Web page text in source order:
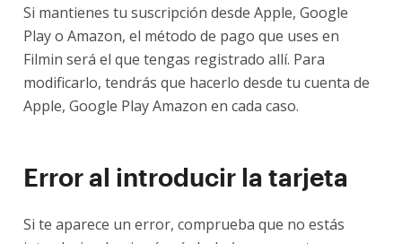
Si mantienes tu suscripción desde Apple, Google
Play o Amazon, el método de pago que uses en
Filmin será el que tengas registrado allí. Para
modificarlo, tendrás que hacerlo desde tu cuenta de
Apple, Google Play Amazon en cada caso.
Error al introducir la tarjeta
Si te aparece un error, comprueba que no estás